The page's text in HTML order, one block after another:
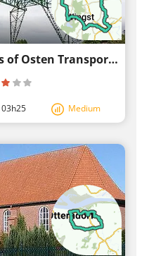
Exploring the surroundings of Osten Transporter Bridge
03h25 Medium